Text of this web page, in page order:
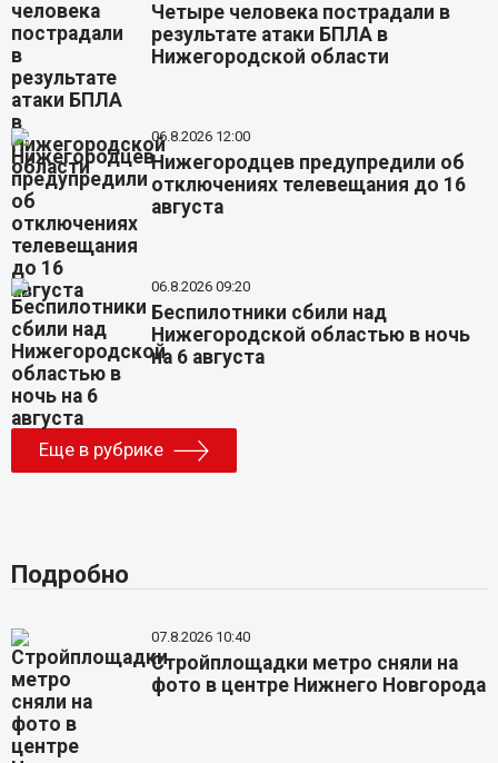
Четыре человека пострадали в
результате атаки БПЛА в
Нижегородской области
06.8.2026 12:00
Нижегородцев предупредили об
отключениях телевещания до 16
августа
06.8.2026 09:20
Беспилотники сбили над
Нижегородской областью в ночь
на 6 августа
Еще в рубрике
Подробно
07.8.2026 10:40
Стройплощадки метро сняли на
фото в центре Нижнего Новгорода